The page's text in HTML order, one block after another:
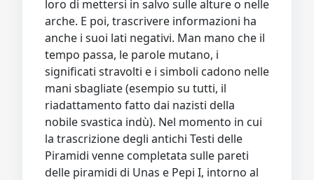
loro di mettersi in salvo sulle alture o nelle
arche. E poi, trascrivere informazioni ha
anche i suoi lati negativi. Man mano che il
tempo passa, le parole mutano, i
significati stravolti e i simboli cadono nelle
mani sbagliate (esempio su tutti, il
riadattamento fatto dai nazisti della
nobile svastica indù). Nel momento in cui
la trascrizione degli antichi Testi delle
Piramidi venne completata sulle pareti
delle piramidi di Unas e Pepi I, intorno al